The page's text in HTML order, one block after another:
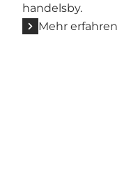
handelsby.
Mehr erfahren